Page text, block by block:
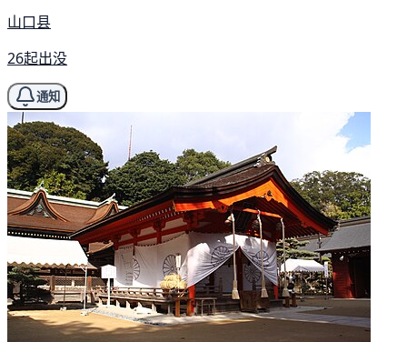
山口县
26起出没
通知